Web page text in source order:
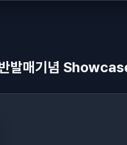
발매기념